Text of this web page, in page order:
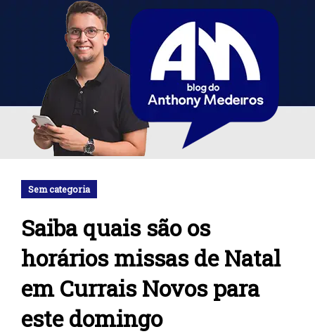
Sem categoria
Saiba quais são os
horários missas de Natal
em Currais Novos para
este domingo